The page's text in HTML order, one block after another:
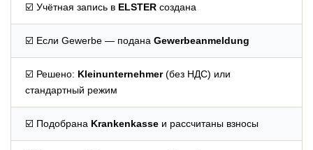
☑️ Учётная запись в ELSTER создана
☑️ Если Gewerbe — подана Gewerbeanmeldung
☑️ Решено: Kleinunternehmer(без НДС) или
стандартный режим
☑️ Подобрана Krankenkasse и рассчитаны взносы